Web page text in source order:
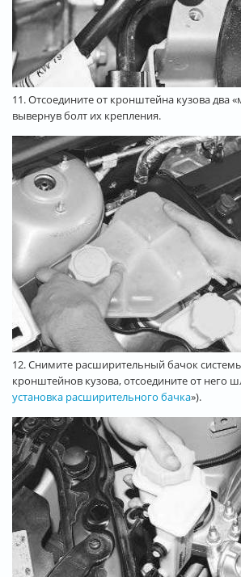
11. Отсоедините от кронштейна кузова два
вывернув болт их крепления.
12. Снимите расширительный бачок
кронштейнов кузова, отсоедините от него
установка расширительного бачка»).